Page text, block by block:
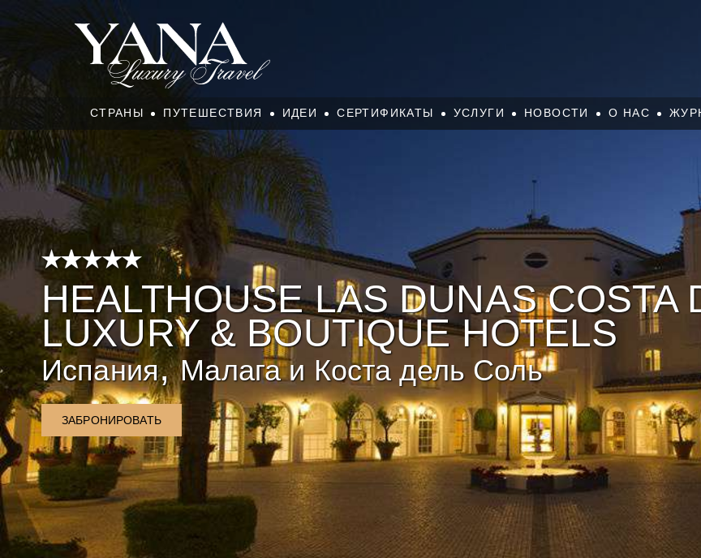
СТРАНЫ ПУТЕШЕСТВИЯ ИДЕИ СЕРТИФИКАТЫ УСЛУГИ НОВОСТИ О НАС
HEALTHOUSE LAS DUNAS COSTA
LUXURY & BOUTIQUE HOTELS
Испания,Малага и Коста дель Соль
ЗАБРОНИРОВАТЬ